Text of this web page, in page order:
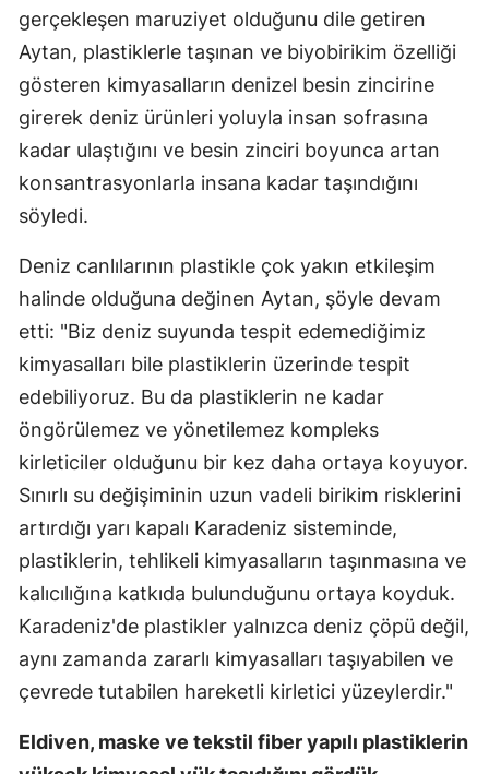
gerçekleşen maruziyet olduğunu dile getiren
Aytan, plastiklerle taşınan ve biyobirikim özelliği
gösteren kimyasalların denizel besin zincirine
girerek deniz ürünleri yoluyla insan sofrasına
kadar ulaştığını ve besin zinciri boyunca artan
konsantrasyonlarla insana kadar taşındığını
söyledi.
Deniz canlılarının plastikle çok yakın etkileşim
halinde olduğuna değinen Aytan, şöyle devam
etti: "Biz deniz suyunda tespit edemediğimiz
kimyasalları bile plastiklerin üzerinde tespit
edebiliyoruz. Bu da plastiklerin ne kadar
öngörülemez ve yönetilemez kompleks
kirleticiler olduğunu bir kez daha ortaya koyuyor.
Sınırlı su değişiminin uzun vadeli birikim risklerini
artırdığı yarı kapalı Karadeniz sisteminde,
plastiklerin, tehlikeli kimyasalların taşınmasına ve
kalıcılığına katkıda bulunduğunu ortaya koyduk.
Karadeniz'de plastikler yalnızca deniz çöpü değil,
aynı zamanda zararlı kimyasalları taşıyabilen ve
çevrede tutabilen hareketli kirletici yüzeylerdir."
Eldiven, maske ve tekstil fiber yapılı plastiklerin